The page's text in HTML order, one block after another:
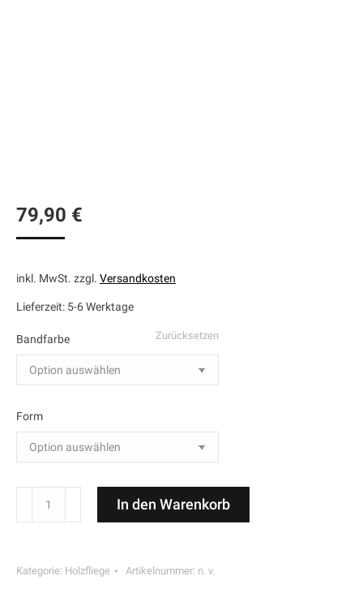
79,90 €
inkl. MwSt. zzgl. Versandkosten
Lieferzeit: 5-6 Werktage
Bandfarbe
Form
Zurücksetzen
"Apfel"
In den Warenkorb
Kategorie: Holzfliege Artikelnummer: n. v.